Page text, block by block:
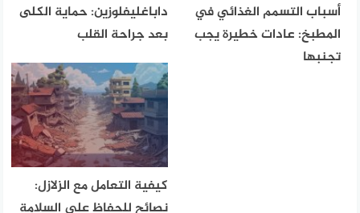
أسباب التسمم الغذائي في
المطبخ: عادات خطيرة يجب
تجنبها
داباغليفلوزين: حماية الكلى
بعد جراحة القلب
كيفية التعامل مع الزلازل:
نصائح للحفاظ على السلامة